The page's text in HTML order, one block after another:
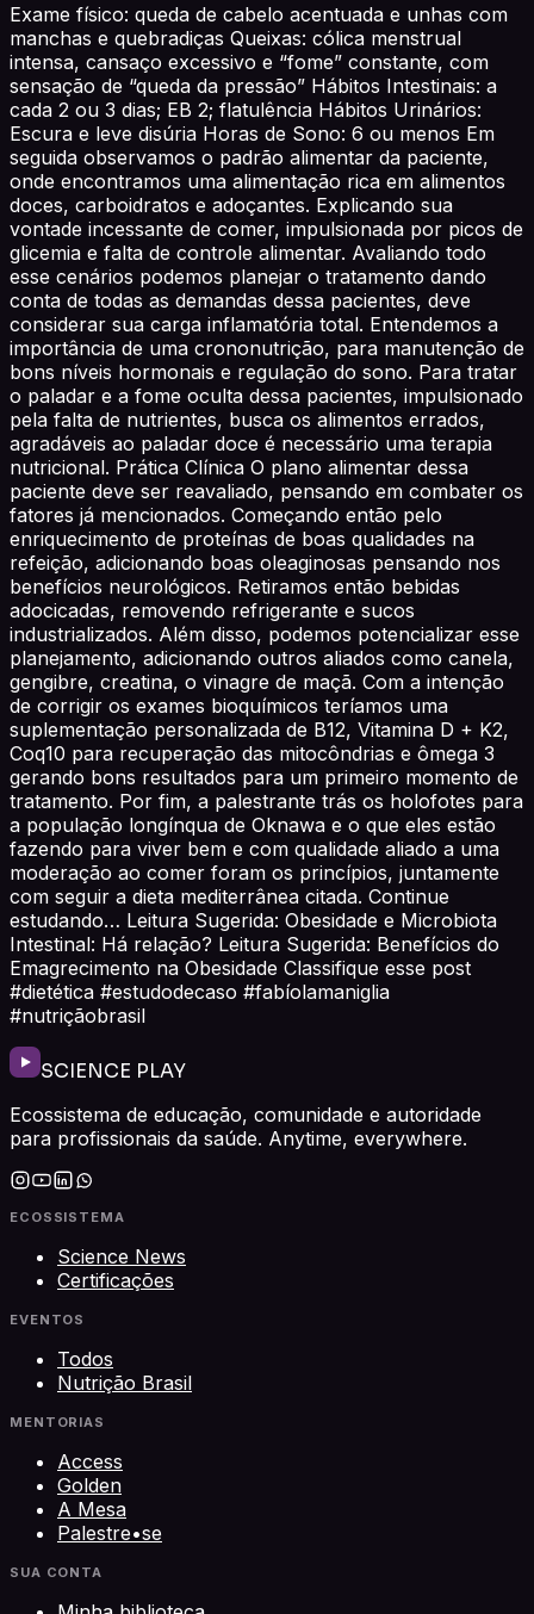
Exame físico: queda de cabelo acentuada e unhas com
manchas e quebradiças Queixas: cólica menstrual
intensa, cansaço excessivo e “fome” constante, com
sensação de “queda da pressão” Hábitos Intestinais: a
cada 2 ou 3 dias; EB 2; flatulência Hábitos Urinários:
Escura e leve disúria Horas de Sono: 6 ou menos Em
seguida observamos o padrão alimentar da paciente,
onde encontramos uma alimentação rica em alimentos
doces, carboidratos e adoçantes. Explicando sua
vontade incessante de comer, impulsionada por picos de
glicemia e falta de controle alimentar. Avaliando todo
esse cenários podemos planejar o tratamento dando
conta de todas as demandas dessa pacientes, deve
considerar sua carga inflamatória total. Entendemos a
importância de uma crononutrição, para manutenção de
bons níveis hormonais e regulação do sono. Para tratar
o paladar e a fome oculta dessa pacientes, impulsionado
pela falta de nutrientes, busca os alimentos errados,
agradáveis ao paladar doce é necessário uma terapia
nutricional. Prática Clínica O plano alimentar dessa
paciente deve ser reavaliado, pensando em combater os
fatores já mencionados. Começando então pelo
enriquecimento de proteínas de boas qualidades na
refeição, adicionando boas oleaginosas pensando nos
benefícios neurológicos. Retiramos então bebidas
adocicadas, removendo refrigerante e sucos
industrializados. Além disso, podemos potencializar esse
planejamento, adicionando outros aliados como canela,
gengibre, creatina, o vinagre de maçã. Com a intenção
de corrigir os exames bioquímicos teríamos uma
suplementação personalizada de B12, Vitamina D + K2,
Coq10 para recuperação das mitocôndrias e ômega 3
gerando bons resultados para um primeiro momento de
tratamento. Por fim, a palestrante trás os holofotes para
a população longínqua de Oknawa e o que eles estão
fazendo para viver bem e com qualidade aliado a uma
moderação ao comer foram os princípios, juntamente
com seguir a dieta mediterrânea citada. Continue
estudando… Leitura Sugerida: Obesidade e Microbiota
Intestinal: Há relação? Leitura Sugerida: Benefícios do
Emagrecimento na Obesidade Classifique esse post
#dietética #estudodecaso #fabíolamaniglia
#nutriçãobrasil
SCIENCE PLAY
Ecossistema de educação, comunidade e autoridade
para profissionais da saúde. Anytime, everywhere.
ECOSSISTEMA
Science News
Certificações
EVENTOS
Todos
Nutrição Brasil
MENTORIAS
Access
Golden
A Mesa
Palestre•se
SUA CONTA